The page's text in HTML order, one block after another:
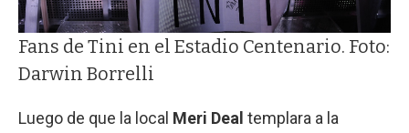
Fans de Tini en el Estadio Centenario. Foto:
Darwin Borrelli
Luego de que la local Meri Deal templara a la